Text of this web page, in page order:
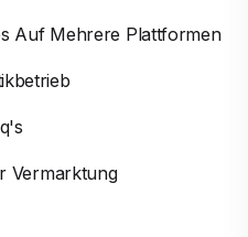
Auf Mehrere Plattformen
Vermarktung